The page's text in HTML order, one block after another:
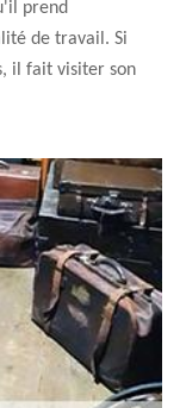
prend
de travail. Si
il fait visiter son